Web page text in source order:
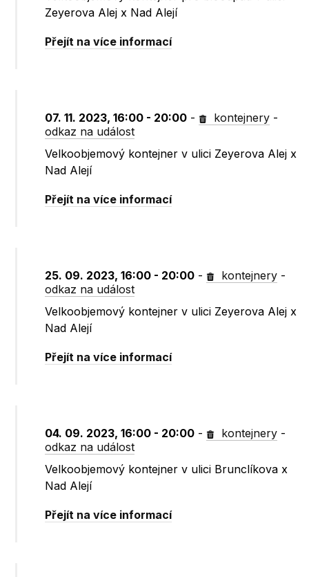
Zeyerova Alej x Nad Alejí
Přejít na více informací
07. 11. 2023, 16:00 - 20:00 - kontejnery -
odkaz na událost
Velkoobjemový kontejner v ulici Zeyerova Alej x
Nad Alejí
Přejít na více informací
25. 09. 2023, 16:00 - 20:00 - kontejnery -
odkaz na událost
Velkoobjemový kontejner v ulici Zeyerova Alej x
Nad Alejí
Přejít na více informací
04. 09. 2023, 16:00 - 20:00 - kontejnery -
odkaz na událost
Velkoobjemový kontejner v ulici Brunclíkova x
Nad Alejí
Přejít na více informací